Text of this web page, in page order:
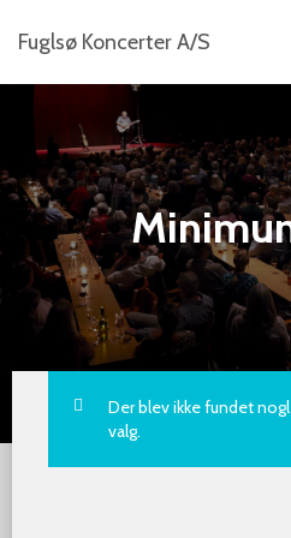
Fuglsø Koncerter A/S
Der blev ikke fundet
valg.